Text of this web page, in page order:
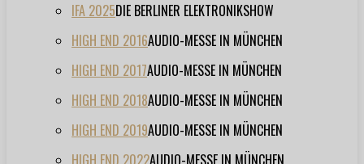
IFA 2025DIE BERLINER ELEKTRONIKSHOW
HIGH END 2016AUDIO-MESSE IN MÜNCHEN
HIGH END 2017AUDIO-MESSE IN MÜNCHEN
HIGH END 2018AUDIO-MESSE IN MÜNCHEN
HIGH END 2019AUDIO-MESSE IN MÜNCHEN